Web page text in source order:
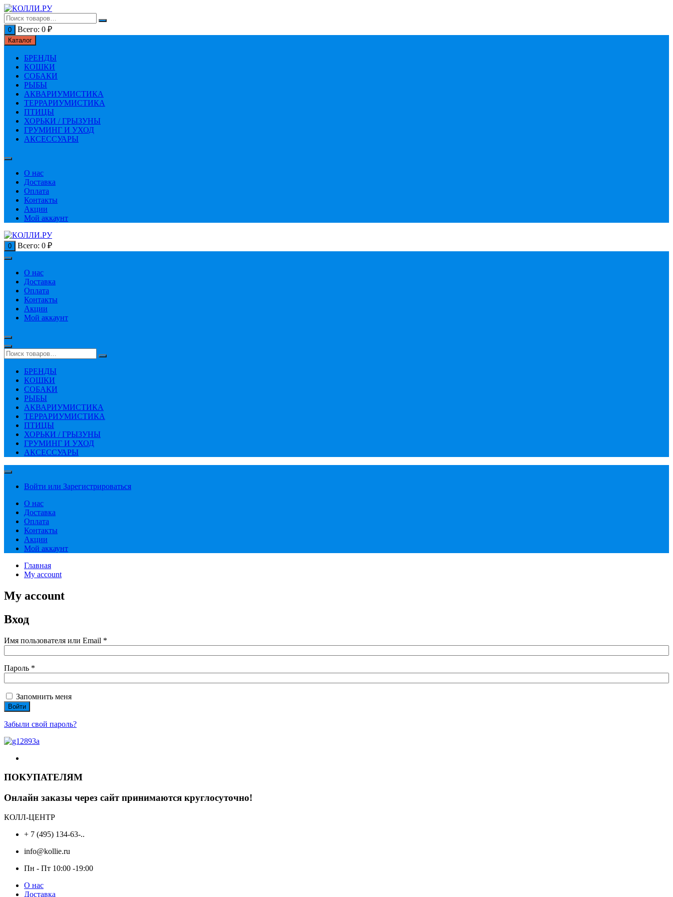
Перейти
к
содержимому
0 Всего: 0 ₽
Каталог
БРЕНДЫ
КОШКИ
СОБАКИ
РЫБЫ
АКВАРИУМИСТИКА
ТЕРРАРИУМИСТИКА
ПТИЦЫ
ХОРЬКИ / ГРЫЗУНЫ
ГРУМИНГ И УХОД
АКСЕССУАРЫ
О нас
Доставка
Оплата
Контакты
Акции
Мой аккаунт
0 Всего: 0 ₽
О нас
Доставка
Оплата
Контакты
Акции
Мой аккаунт
БРЕНДЫ
КОШКИ
СОБАКИ
РЫБЫ
АКВАРИУМИСТИКА
ТЕРРАРИУМИСТИКА
ПТИЦЫ
ХОРЬКИ / ГРЫЗУНЫ
ГРУМИНГ И УХОД
АКСЕССУАРЫ
Войти или Зарегистрироваться
О нас
Доставка
Оплата
Контакты
Акции
Мой аккаунт
Главная
My account
My account
Вход
Имя пользователя или Email *
Пароль *
Запомнить меня
Войти
Забыли свой пароль?
ПОКУПАТЕЛЯМ
Онлайн заказы через сайт принимаются круглосуточно!
КОЛЛ-ЦЕНТР
+ 7 (495) 134-63-..
info@kollie.ru
Пн - Пт 10:00 -19:00
О нас
Доставка